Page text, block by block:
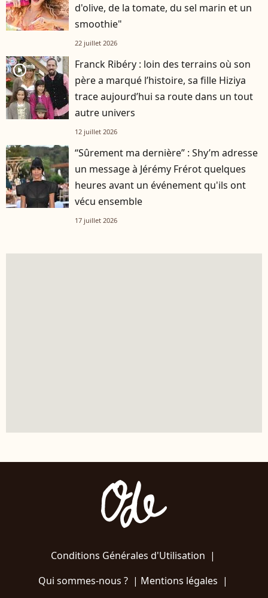
d'olive, de la tomate, du sel marin et un
smoothie"
22 juillet 2026
player2
Franck Ribéry : loin des terrains où son
père a marqué l’histoire, sa fille Hiziya
trace aujourd’hui sa route dans un tout
autre univers
12 juillet 2026
“Sûrement ma dernière” : Shy’m adresse
un message à Jérémy Frérot quelques
heures avant un événement qu'ils ont
vécu ensemble
17 juillet 2026
Conditions Générales d'Utilisation |
Qui sommes-nous ?| Mentions légales |